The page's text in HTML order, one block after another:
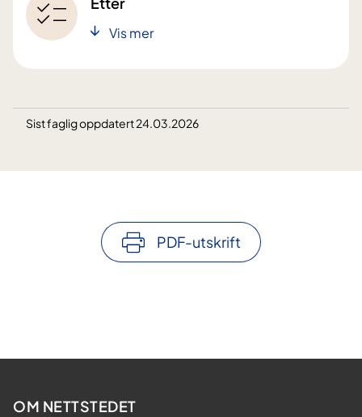
Vis mer
Sist faglig oppdatert 24.03.2026
PDF-utskrift
OM NETTSTEDET